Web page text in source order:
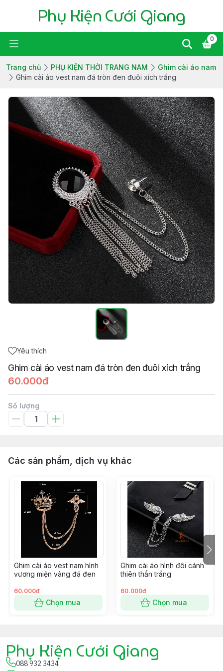
Phụ Kiện Cưới Giang
0
Trang chủ PHỤ KIỆN THỜI TRANG NAM
Ghim cài áo nam
Ghim cài áo vest nam đá tròn đen đuôi xích trắng
Yêu thích
Ghim cài áo vest nam đá tròn đen đuôi xích trắng
60.000đ
Số lượng
Các sản phẩm, dịch vụ khác
Ghim cài áo vest nam hình
vương miện vàng đá đen
60.000đ
Chọn mua
Ghim cài áo hình đôi cánh
thiên thần trắng
60.000đ
Chọn mua
Phụ Kiện Cưới Giang
088 932 3434